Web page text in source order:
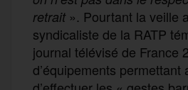
retrait ». Pourtant la veille
syndicaliste de la RATP
journal télévisé de France
d’équipements permettant